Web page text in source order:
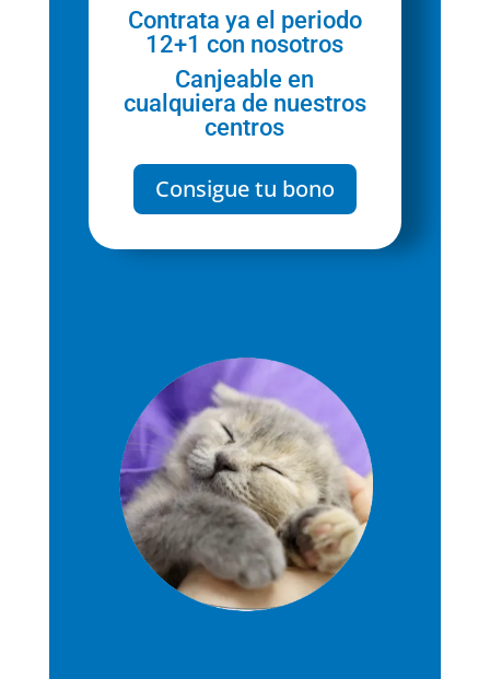
Contrata ya el periodo
12+1 con nosotros
Canjeable en
cualquiera de nuestros
centros
Consigue tu bono